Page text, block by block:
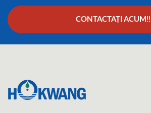
CONTACTAȚI ACUM!!